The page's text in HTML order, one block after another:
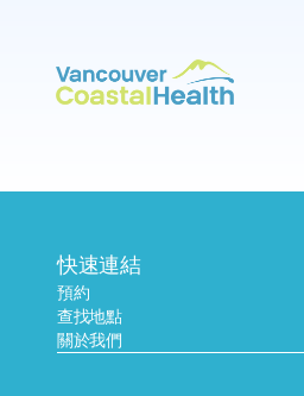
快速連結
預約
查找地點
關於我們